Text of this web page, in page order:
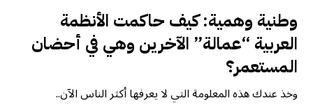
وطنية وهمية: كيف حاكمت الأنظمة
العربية “عمالة” الآخرين وهي في أحضان
المستعمر؟
وخذ عندك هذه المعلومة التي لا يعرفها أكثر الناس الآن..